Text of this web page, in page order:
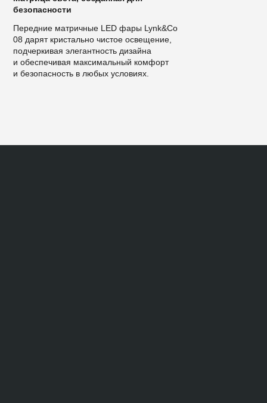
безопасности
Передние матричные LED фары Lynk&Co
08 дарят кристально чистое освещение,
подчеркивая элегантность дизайна
и обеспечивая максимальный комфорт
и безопасность в любых условиях.